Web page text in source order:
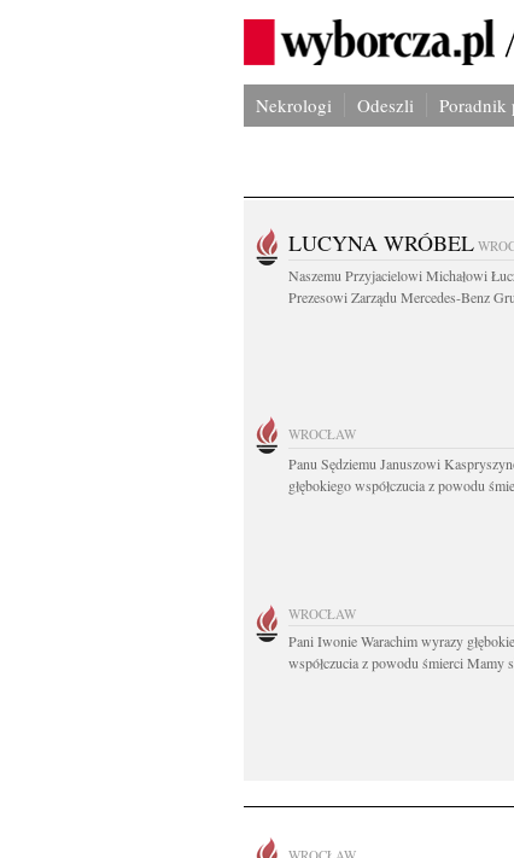
Nekrologi Odeszli Poradnik
LUCYNA WRÓBEL
Naszemu Przyjacielowi Michałowi
Prezesowi Zarządu Mercedes-Benz
WROCŁAW
Panu Sędziemu Januszowi
głębokiego współczucia z powodu
WROCŁAW
Pani Iwonie Warachim wyrazy
współczucia z powodu śmierci Mamy